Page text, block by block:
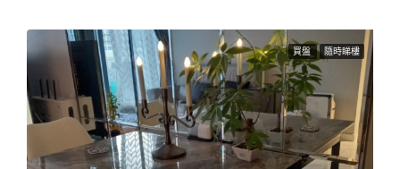
買盤 隨時睇樓